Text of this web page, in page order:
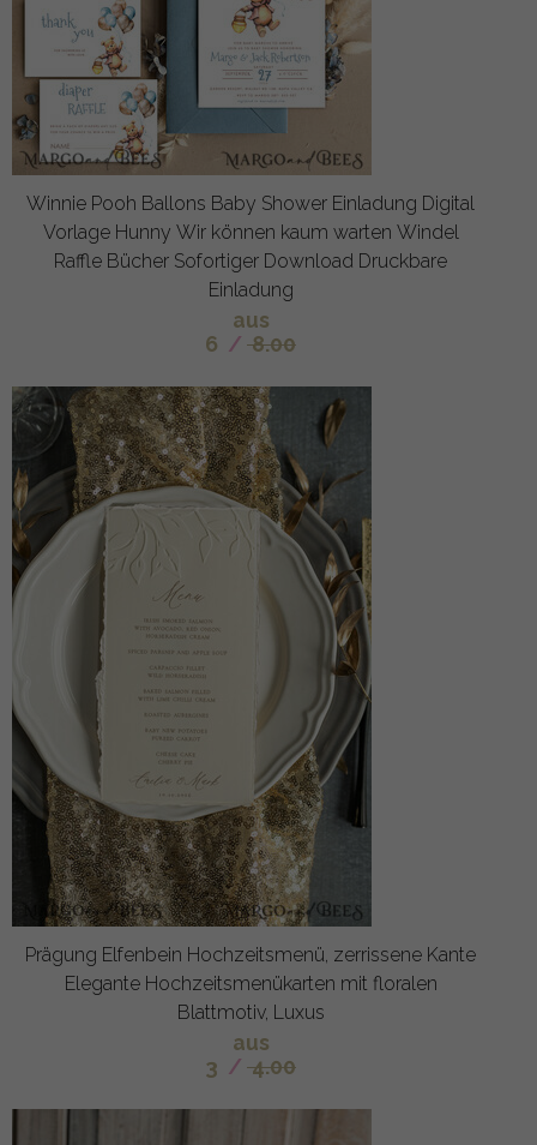
Winnie Pooh Ballons Baby Shower Einladung Digital
Vorlage Hunny Wir können kaum warten Windel
Raffle Bücher Sofortiger Download Druckbare
Einladung
aus
6 / 8.00
Prägung Elfenbein Hochzeitsmenü, zerrissene Kante
Elegante Hochzeitsmenükarten mit floralen
Blattmotiv, Luxus
aus
3 / 4.00